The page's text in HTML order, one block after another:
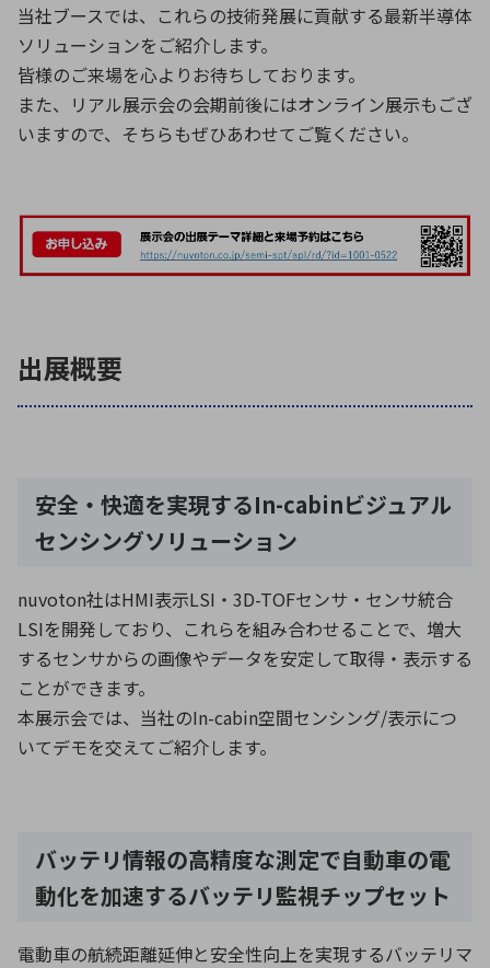
照射
環境構築・開発システム
医療機器 検索
当社ブースでは、これらの技術発展に貢献する最新半導体
ソリューションをご紹介します。
皆様のご来場を心よりお待ちしております。
また、リアル展示会の会期前後にはオンライン展示もござ
いますので、そちらもぜひあわせてご覧ください。
出展概要
安全・快適を実現するIn-cabinビジュアル
センシングソリューション
nuvoton社はHMI表示LSI・3D-TOFセンサ・センサ統合
LSIを開発しており、これらを組み合わせることで、増大
するセンサからの画像やデータを安定して取得・表示する
ことができます。
本展示会では、当社のIn-cabin空間センシング/表示につ
いてデモを交えてご紹介します。
バッテリ情報の高精度な測定で自動車の電
動化を加速するバッテリ監視チップセット
電動車の航続距離延伸と安全性向上を実現するバッテリマ